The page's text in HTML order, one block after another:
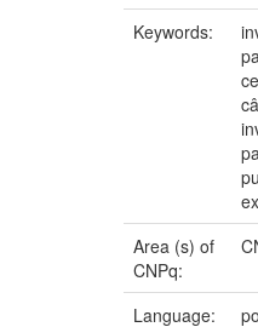
Keywords:
Area (s) of
CNPq:
Language: